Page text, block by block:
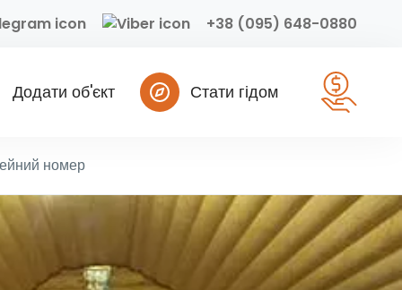
+38 (095) 648-0880
Додати об'єкт Стати гідом
номер